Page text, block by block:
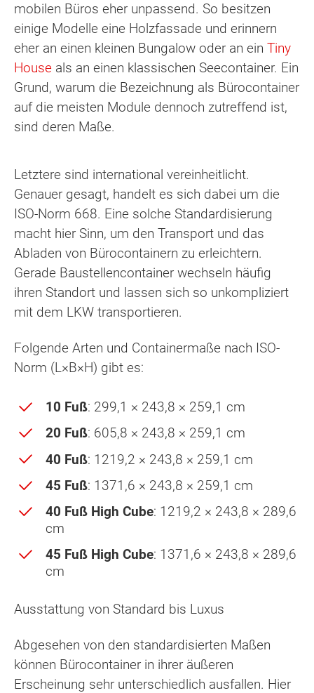
mobilen Büros eher unpassend. So besitzen
einige Modelle eine Holzfassade und erinnern
eher an einen kleinen Bungalow oder an ein Tiny
House als an einen klassischen Seecontainer. Ein
Grund, warum die Bezeichnung als Bürocontainer
auf die meisten Module dennoch zutreffend ist,
sind deren Maße.
Letztere sind international vereinheitlicht.
Genauer gesagt, handelt es sich dabei um die
ISO-Norm 668. Eine solche Standardisierung
macht hier Sinn, um den Transport und das
Abladen von Bürocontainern zu erleichtern.
Gerade Baustellencontainer wechseln häufig
ihren Standort und lassen sich so unkompliziert
mit dem LKW transportieren.
Folgende Arten und Containermaße nach ISO-
Norm (L×B×H) gibt es:
10 Fuß: 299,1 × 243,8 × 259,1 cm
20 Fuß: 605,8 × 243,8 × 259,1 cm
40 Fuß: 1219,2 × 243,8 × 259,1 cm
45 Fuß: 1371,6 × 243,8 × 259,1 cm
40 Fuß High Cube: 1219,2 × 243,8 × 289,6
cm
45 Fuß High Cube: 1371,6 × 243,8 × 289,6
cm
Ausstattung von Standard bis Luxus
Abgesehen von den standardisierten Maßen
können Bürocontainer in ihrer äußeren
Erscheinung sehr unterschiedlich ausfallen. Hier